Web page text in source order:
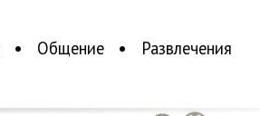
Общение Развлечения